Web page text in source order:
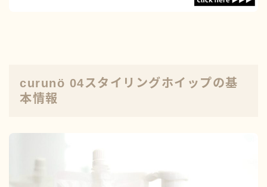
curunö 04スタイリングホイップの基
本情報